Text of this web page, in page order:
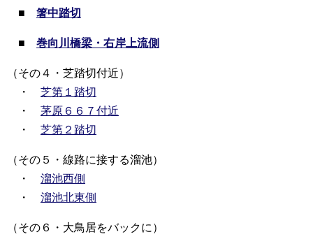
■ 箸中踏切
■ 巻向川橋梁・右岸上流側
（その４・芝踏切付近）
・ 芝第１踏切
・ 茅原６６７付近
・ 芝第２踏切
（その５・線路に接する溜池）
・ 溜池西側
・ 溜池北東側
（その６・大鳥居をバックに）